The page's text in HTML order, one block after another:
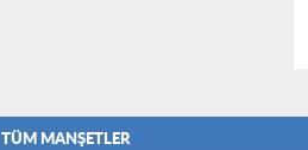
TÜM MANŞETLER